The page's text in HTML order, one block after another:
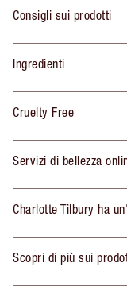
Consigli sui prodotti
Ingredienti
Cruelty Free
Servizi di bellezza
Charlotte Tilbury ha
Scopri di più sui